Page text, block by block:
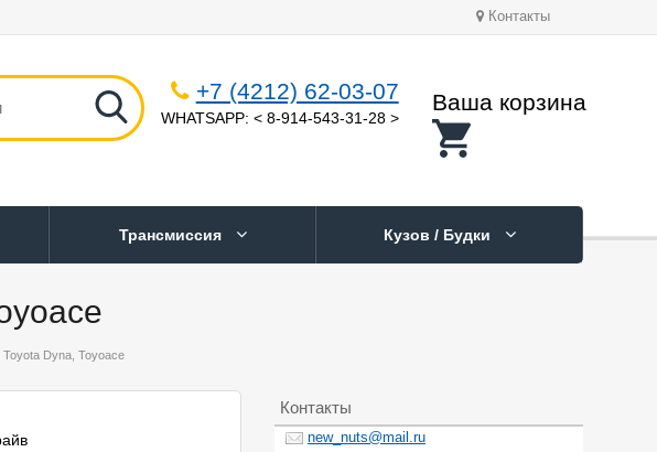
Контакты
+7 (4212) 62-03-07
WHATSAPP: < 8-914-543-31-28 >
Ваша корзина
Трансмиссия Кузов / Будки
Dyna, Toyoace
Контакты
new_nuts@mail.ru